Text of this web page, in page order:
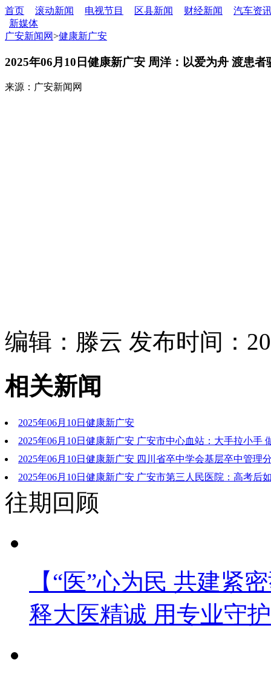
首页 滚动新闻 电视节目 区县新闻 财经新闻
汽车资
新媒体
广安新闻网>健康新广安
2025年06月10日健康新广安 周洋：以爱为舟 渡患者
来源：广安新闻网
编辑：滕云 发布时间：
相关新闻
2025年06月10日健康新广安
2025年06月10日健康新广安 广安市中心血站：大手拉小手
样
2025年06月10日健康新广安 四川省卒中学会基层卒中管理
会在广安召开
2025年06月10日健康新广安 广安市第三人民医院：高考后
适
往期回顾
【“医”心为民 共建紧
释大医精诚 用专业守